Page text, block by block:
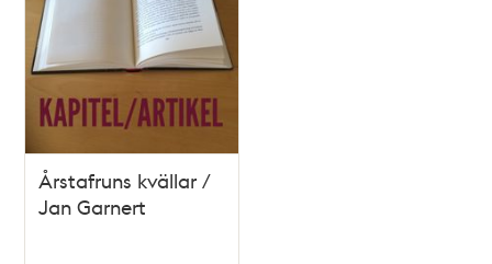
Årstafruns kvällar /
Jan Garnert